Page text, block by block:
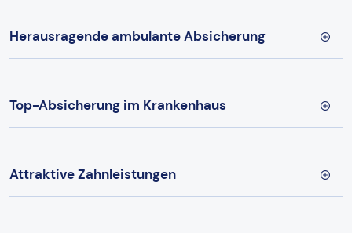
Herausragende ambulante Absicherung
Top-Absicherung im Krankenhaus
Attraktive Zahnleistungen